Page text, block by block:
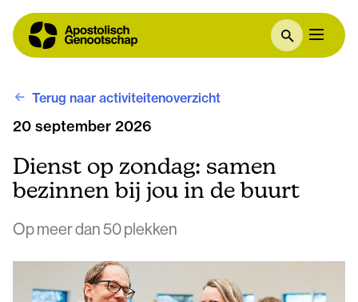
Terug naar activiteitenoverzicht
20 september 2026
Dienst op zondag: samen
bezinnen bij jou in de buurt
Op meer dan 50 plekken